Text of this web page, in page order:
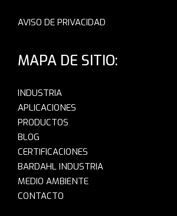
AVISO DE PRIVACIDAD
MAPA DE SITIO:
INDUSTRIA
APLICACIONES
PRODUCTOS
BLOG
CERTIFICACIONES
BARDAHL INDUSTRIA
MEDIO AMBIENTE
CONTACTO